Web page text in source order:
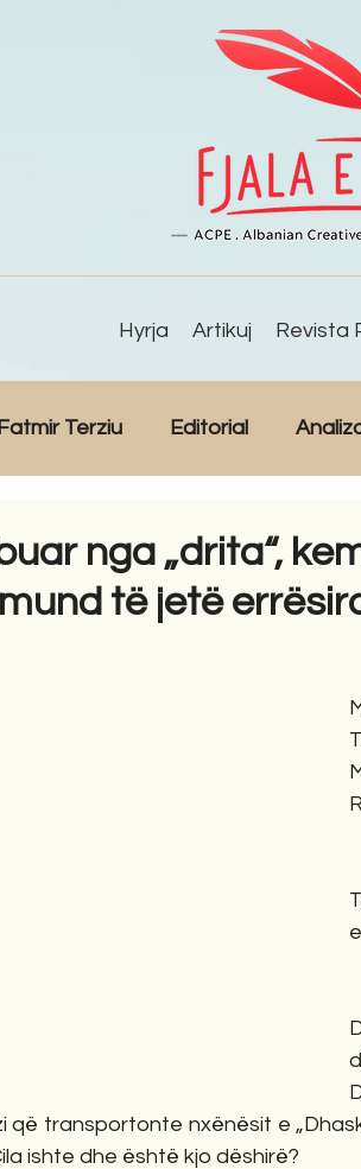
Hyrja Artikuj Revista
Terziu Editorial
Tregime Novela
nga „drita“,
të jetë
që transportonte nxënësit e
ishte dhe është kjo dëshirë?